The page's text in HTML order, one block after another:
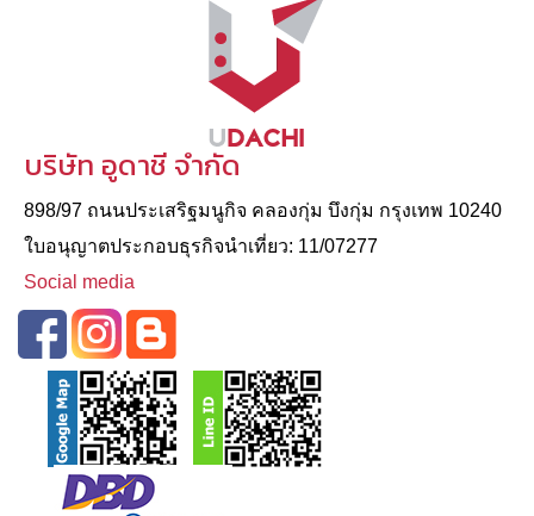
บริษัท อูดาชี จำกัด
898/97 ถนนประเสริฐมนูกิจ คลองกุ่ม บึงกุ่ม กรุงเทพ 10240
ใบอนุญาตประกอบธุรกิจนําเที่ยว: 11/07277
Social media